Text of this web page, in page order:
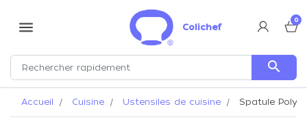
menu Colichef
0
search
Accueil Cuisine Ustensiles de cuisine Spatule